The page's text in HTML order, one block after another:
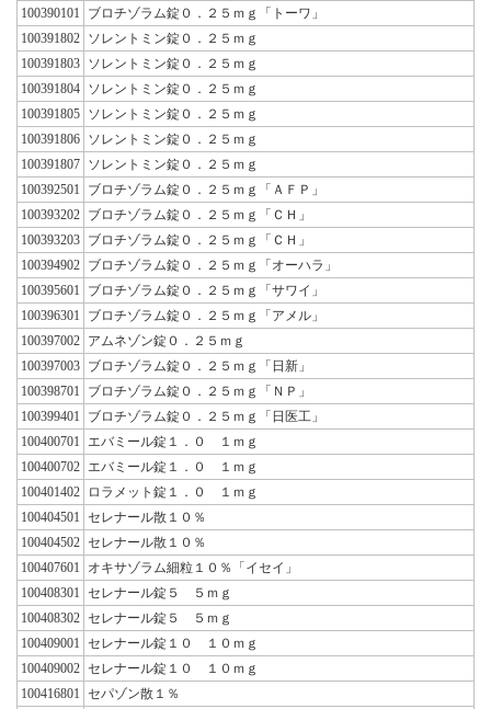
100390101
ブロチゾラム錠０．２５ｍｇ「トーワ」
100391802 ソレントミン錠０．２５ｍｇ
100391803 ソレントミン錠０．２５ｍｇ
100391804 ソレントミン錠０．２５ｍｇ
100391805 ソレントミン錠０．２５ｍｇ
100391806 ソレントミン錠０．２５ｍｇ
100391807 ソレントミン錠０．２５ｍｇ
100392501
ブロチゾラム錠０．２５ｍｇ「ＡＦＰ」
100393202 ブロチゾラム錠０．２５ｍｇ「ＣＨ」
100393203 ブロチゾラム錠０．２５ｍｇ「ＣＨ」
100394902 ブロチゾラム錠０．２５ｍｇ「オーハラ」
100395601
ブロチゾラム錠０．２５ｍｇ「サワイ」
100396301
ブロチゾラム錠０．２５ｍｇ「アメル」
100397002 アムネゾン錠０．２５ｍｇ
100397003 ブロチゾラム錠０．２５ｍｇ「日新」
100398701
ブロチゾラム錠０．２５ｍｇ「ＮＰ」
100399401
ブロチゾラム錠０．２５ｍｇ「日医工」
100400701
エバミール錠１．０ １ｍｇ
100400702 エバミール錠１．０ １ｍｇ
100401402
ロラメット錠１．０ １ｍｇ
100404501
セレナール散１０％
100404502 セレナール散１０％
100407601
オキサゾラム細粒１０％「イセイ」
100408301
セレナール錠５ ５ｍｇ
100408302 セレナール錠５ ５ｍｇ
100409001
セレナール錠１０ １０ｍｇ
100409002 セレナール錠１０ １０ｍｇ
100416801
セパゾン散１％